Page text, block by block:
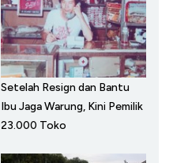
Setelah Resign dan Bantu
Ibu Jaga Warung, Kini Pemilik
23.000 Toko